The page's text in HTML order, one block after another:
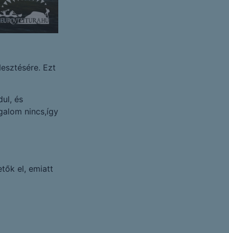
Ezt
és
nincs,így
el, emiatt